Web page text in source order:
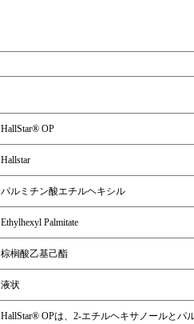
HallStar® OP
Hallstar
パルミチン酸エチルヘキシル
Ethylhexyl Palmitate
棕榈酸乙基己酯
液状
HallStar® OPは、2-エチルヘキサノールとパ